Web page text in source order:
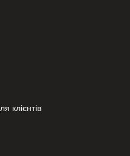
клієнтів